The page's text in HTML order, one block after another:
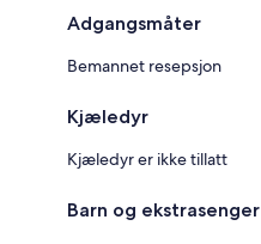
Adgangsmåter
Bemannet resepsjon
Kjæledyr
Kjæledyr er ikke tillatt
Barn og ekstrasenger